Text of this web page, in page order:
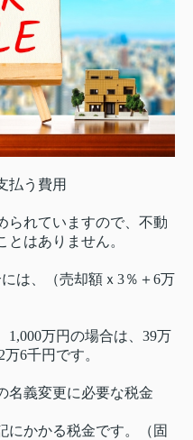
払う費用
られていますので、不動
はありません。
は、（売却額ｘ3％＋6万
1,000万円の場合は、39万
6千円です。
名義変更に必要な税金
にかかる税金です。（固